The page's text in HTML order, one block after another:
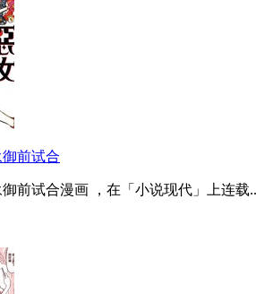
前试合
前试合漫画 ，在「小说现代」上连载